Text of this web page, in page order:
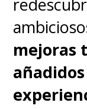
hay
las dos
motivo, si
mejoras